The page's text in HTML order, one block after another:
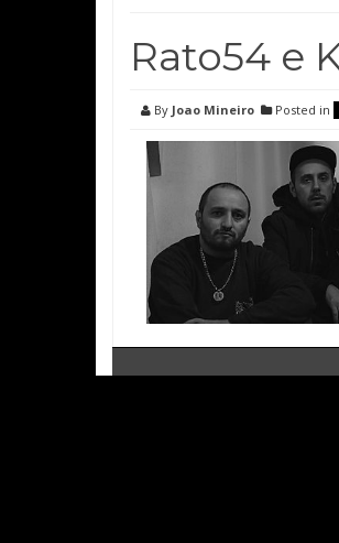
Rato54 e
By Joao Mineiro Posted in